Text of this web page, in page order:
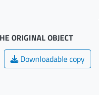
ORIGINAL OBJECT
Downloadable copy